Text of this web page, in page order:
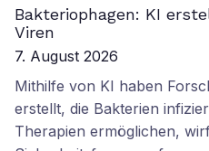
Bakteriophagen: KI
Viren
7. August 2026
Mithilfe von KI haben
erstellt, die Bakterien
Therapien ermöglichen,